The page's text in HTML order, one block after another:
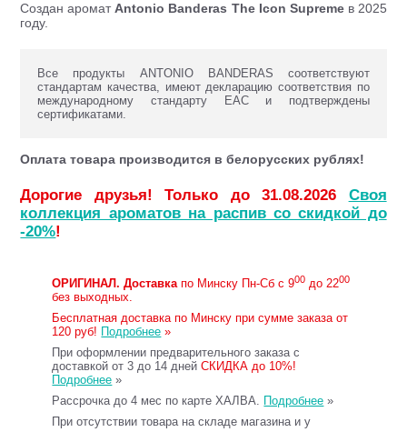
Создан аромат Antonio Banderas The Icon Supremeв 2025
году.
Все продукты ANTONIO BANDERAS соответствуют
стандартам качества, имеют декларацию соответствия по
международному стандарту ЕАС и подтверждены
сертификатами.
Оплата товара производится в белорусских рублях!
Дорогие друзья! Только до 31.08.2026 Своя
коллекция ароматов на распив со скидкой до
-20%!
ОРИГИНАЛ. Доставкапо Минску Пн-Сб с 900 до 2200
без выходных.
Бесплатная доставка по Минску при сумме заказа от
120 руб! Подробнее »
При оформлении предварительного заказа с
доставкой от 3 до 14 днейСКИДКА до 10%!
Подробнее »
Рассрочка до 4 мес по карте ХАЛВА. Подробнее »
При отсутствии товара на складе магазина и у